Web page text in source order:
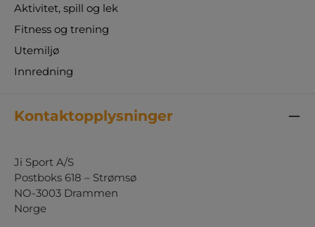
Aktivitet, spill og lek
Fitness og trening
Utemiljø
Innredning
Kontaktopplysninger
Ji Sport A/S
Postboks 618 – Strømsø
NO-3003 Drammen
Norge